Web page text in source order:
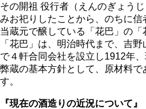
その開祖 役行者（えんのぎょう
みお祀りしたことから、のちに
当蔵元で醸している「花巴」の
「花巴」は、明治時代まで、吉
で４軒合同会社を設立し1912年
弊蔵の基本方針として、原材料
す。
『現在の酒造りの近況について』